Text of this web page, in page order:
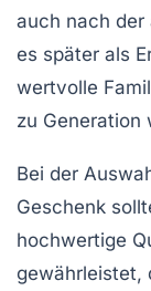
auch nach der
es später als
wertvolle
zu Generation
Bei der
Geschenk
hochwertige
gewährleistet,